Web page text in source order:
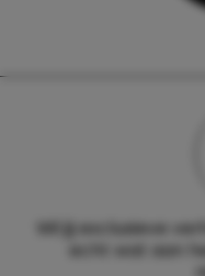
Wil jij exclusieve
echt wat aan